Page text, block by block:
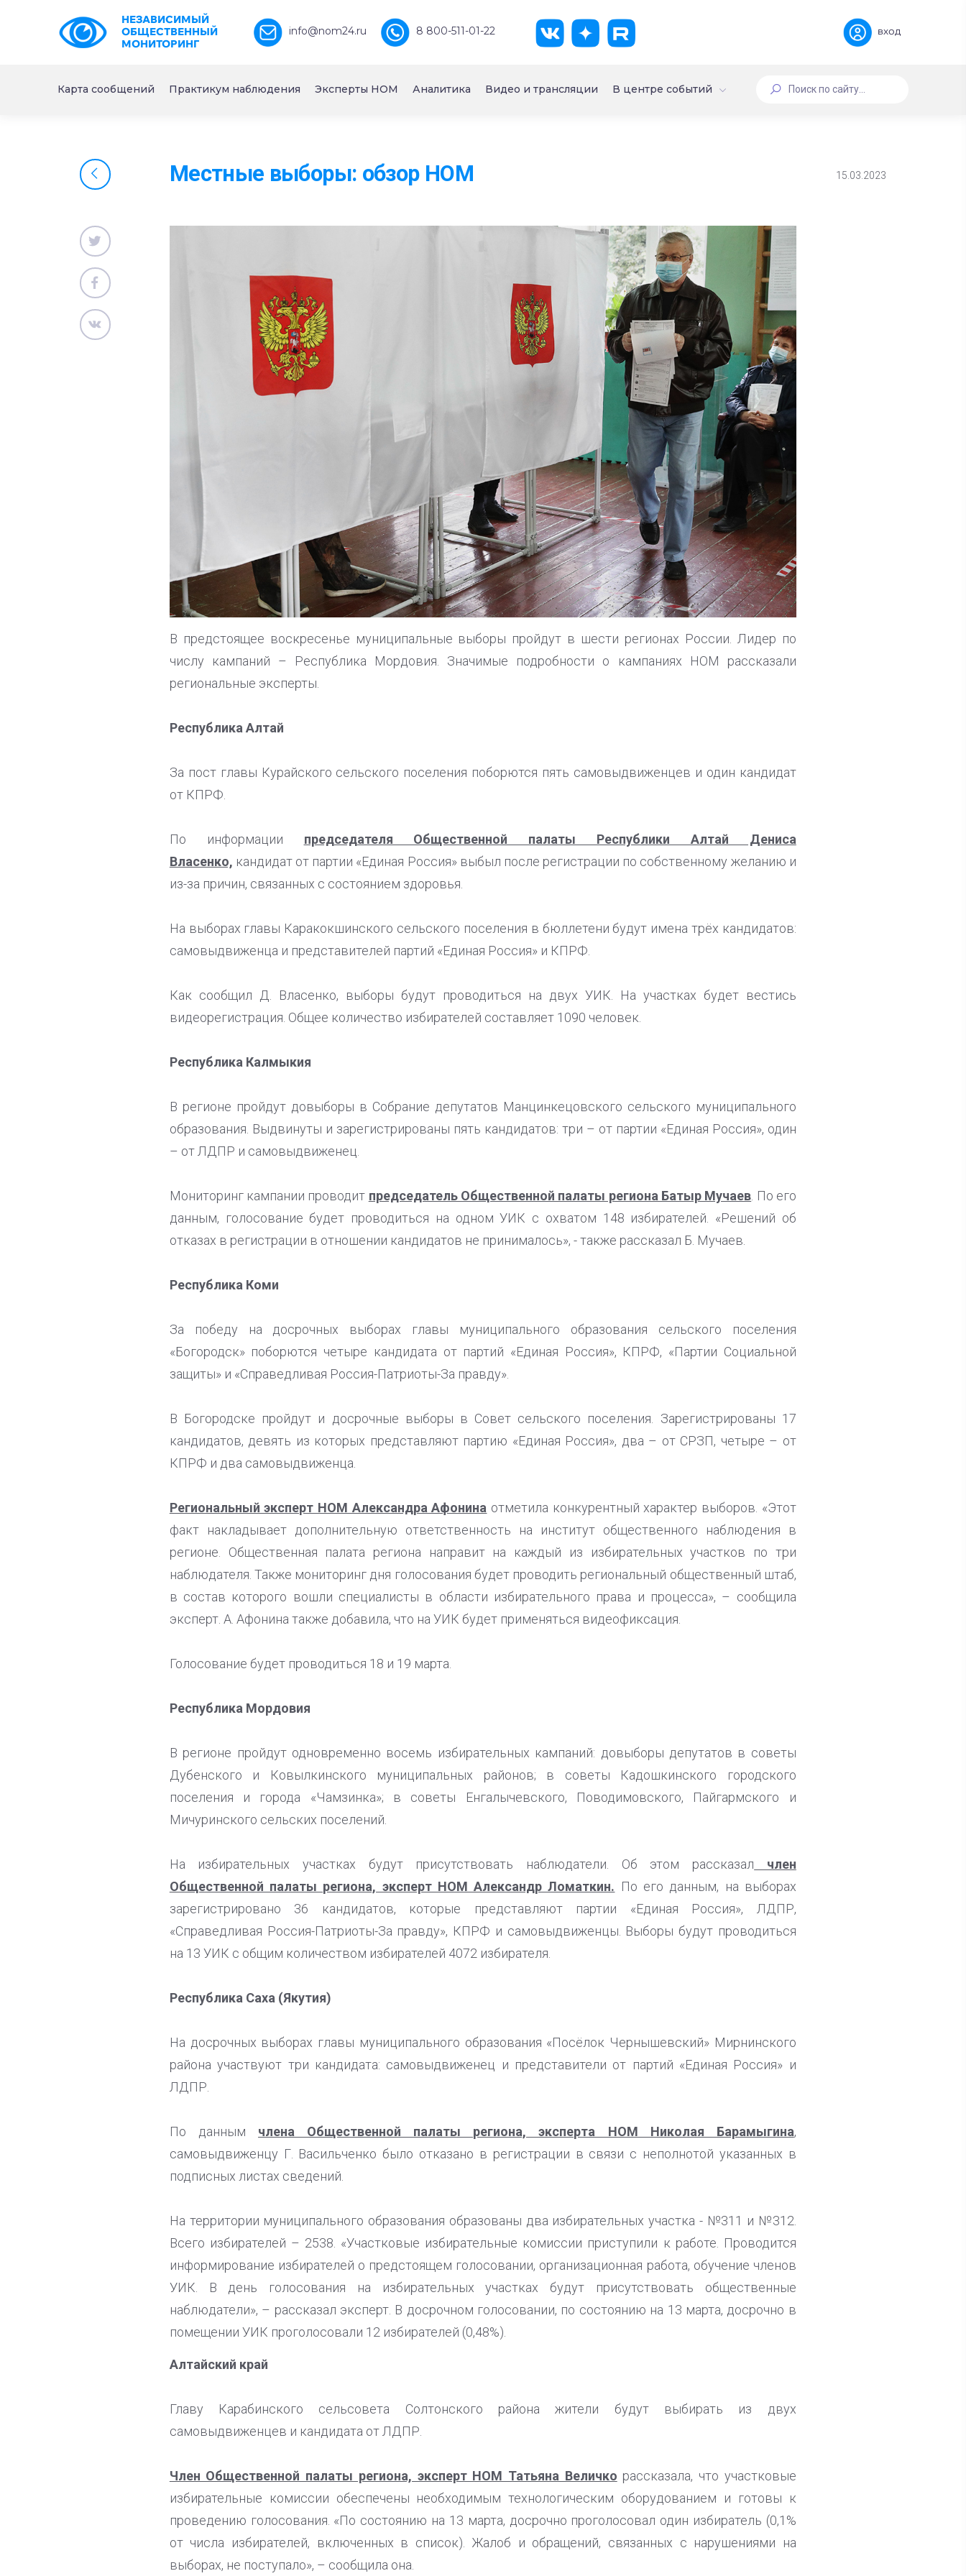
НЕЗАВИСИМЫЙ
ОБЩЕСТВЕННЫЙ
МОНИТОРИНГ
info@nom24.ru 8 800-511-01-22 вход
Карта сообщений Практикум наблюдения Эксперты НОМ Аналитика Видео и трансляции В центре событий
Местные выборы: обзор НОМ 15.03.2023
В предстоящее воскресенье муниципальные выборы пройдут в шести регионах России. Лидер по
числу кампаний – Республика Мордовия. Значимые подробности о кампаниях НОМ рассказали
региональные эксперты.
Республика Алтай
За пост главы Курайского сельского поселения поборются пять самовыдвиженцев и один кандидат
от КПРФ.
По информации председателя Общественной палаты Республики Алтай Дениса
Власенко, кандидат от партии «Единая Россия» выбыл после регистрации по собственному желанию и
из-за причин, связанных с состоянием здоровья.
На выборах главы Каракокшинского сельского поселения в бюллетени будут имена трёх кандидатов:
самовыдвиженца и представителей партий «Единая Россия» и КПРФ.
Как сообщил Д. Власенко, выборы будут проводиться на двух УИК. На участках будет вестись
видеорегистрация. Общее количество избирателей составляет 1090 человек.
Республика Калмыкия
В регионе пройдут довыборы в Собрание депутатов Манцинкецовского сельского муниципального
образования. Выдвинуты и зарегистрированы пять кандидатов: три – от партии «Единая Россия», один
– от ЛДПР и самовыдвиженец.
Мониторинг кампании проводит председатель Общественной палаты региона Батыр Мучаев . По его
данным, голосование будет проводиться на одном УИК с охватом 148 избирателей. «Решений об
отказах в регистрации в отношении кандидатов не принималось», - также рассказал Б. Мучаев.
Республика Коми
За победу на досрочных выборах главы муниципального образования сельского поселения
«Богородск» поборются четыре кандидата от партий «Единая Россия», КПРФ, «Партии Социальной
защиты» и «Справедливая Россия-Патриоты-За правду».
В Богородске пройдут и досрочные выборы в Совет сельского поселения. Зарегистрированы 17
кандидатов, девять из которых представляют партию «Единая Россия», два – от СРЗП, четыре – от
КПРФ и два самовыдвиженца.
Региональный эксперт НОМ Александра Афонина отметила конкурентный характер выборов. «Этот
факт накладывает дополнительную ответственность на институт общественного наблюдения в
регионе. Общественная палата региона направит на каждый из избирательных участков по три
наблюдателя. Также мониторинг дня голосования будет проводить региональный общественный штаб,
в состав которого вошли специалисты в области избирательного права и процесса», – сообщила
эксперт. А. Афонина также добавила, что на УИК будет применяться видеофиксация.
Голосование будет проводиться 18 и 19 марта.
Республика Мордовия
В регионе пройдут одновременно восемь избирательных кампаний: довыборы депутатов в советы
Дубенского и Ковылкинского муниципальных районов; в советы Кадошкинского городского
поселения и города «Чамзинка»; в советы Енгалычевского, Поводимовского, Пайгармского и
Мичуринского сельских поселений.
На избирательных участках будут присутствовать наблюдатели. Об этом рассказал член
Общественной палаты региона, эксперт НОМ Александр Ломаткин. По его данным, на выборах
зарегистрировано 36 кандидатов, которые представляют партии «Единая Россия», ЛДПР,
«Справедливая Россия-Патриоты-За правду», КПРФ и самовыдвиженцы. Выборы будут проводиться
на 13 УИК с общим количеством избирателей 4072 избирателя.
Республика Саха (Якутия)
На досрочных выборах главы муниципального образования «Посёлок Чернышевский» Мирнинского
района участвуют три кандидата: самовыдвиженец и представители от партий «Единая Россия» и
ЛДПР.
По данным члена Общественной палаты региона, эксперта НОМ Николая Барамыгина,
самовыдвиженцу Г. Васильченко было отказано в регистрации в связи с неполнотой указанных в
подписных листах сведений.
На территории муниципального образования образованы два избирательных участка - №311 и №312.
Всего избирателей – 2538. «Участковые избирательные комиссии приступили к работе. Проводится
информирование избирателей о предстоящем голосовании, организационная работа, обучение членов
УИК. В день голосования на избирательных участках будут присутствовать общественные
наблюдатели», – рассказал эксперт. В досрочном голосовании, по состоянию на 13 марта, досрочно в
помещении УИК проголосовали 12 избирателей (0,48%).
Алтайский край
Главу Карабинского сельсовета Солтонского района жители будут выбирать из двух
самовыдвиженцев и кандидата от ЛДПР.
Член Общественной палаты региона, эксперт НОМ Татьяна Величко рассказала, что участковые
избирательные комиссии обеспечены необходимым технологическим оборудованием и готовы к
проведению голосования. «По состоянию на 13 марта, досрочно проголосовал один избиратель (0,1%
от числа избирателей, включенных в список). Жалоб и обращений, связанных с нарушениями на
выборах, не поступало», – сообщила она.